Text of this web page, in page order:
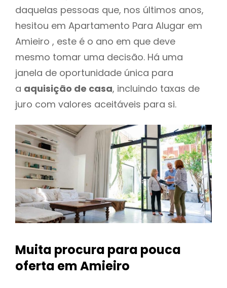
daquelas pessoas que, nos últimos anos,
hesitou em Apartamento Para Alugar em
Amieiro , este é o ano em que deve
mesmo tomar uma decisão. Há uma
janela de oportunidade única para
a aquisição de casa, incluindo taxas de
juro com valores aceitáveis para si.
Muita procura para pouca
oferta em Amieiro